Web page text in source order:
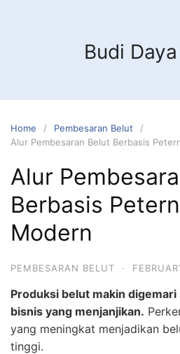
Budi
Home
Pembesaran Belut
Alur Pembesaran Belut Berbasis
Alur
Berbasis
Modern
PEMBESARAN BELUT ·
Produksi belut makin digemari
bisnis yang menjanjikan.
yang meningkat menjadikan
tinggi.